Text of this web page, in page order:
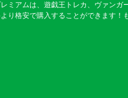
ミアムは、遊戯王トレカ、ヴァン
り格安で購入することができます